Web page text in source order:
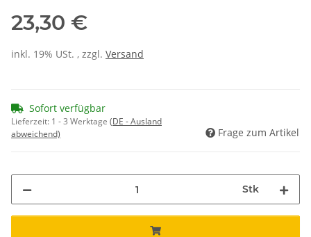
23,30 €
inkl. 19% USt. , zzgl. Versand
Sofort verfügbar
Lieferzeit: 1 - 3 Werktage (DE - Ausland
abweichend)
Frage zum Artikel
Stk